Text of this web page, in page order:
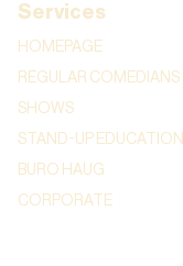
Services
HOMEPAGE
REGULAR COMEDIANS
SHOWS
STAND-UP EDUCATION
BURO HAUG
CORPORATE